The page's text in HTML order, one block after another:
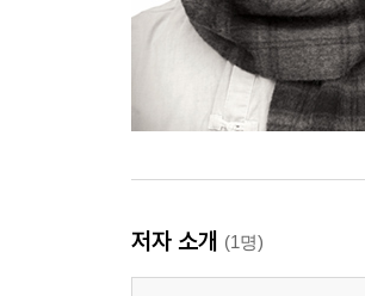
저자 소개 (1명)